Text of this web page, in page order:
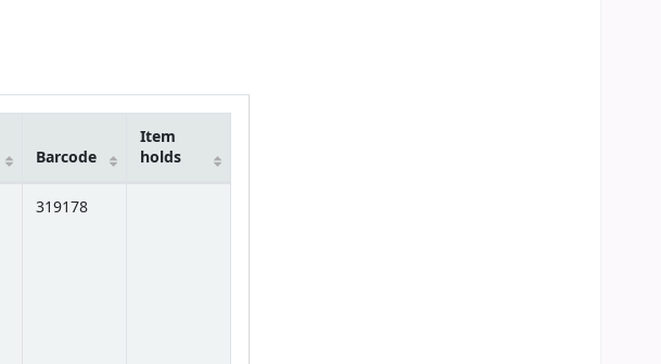
Barcode
Item
holds
319178